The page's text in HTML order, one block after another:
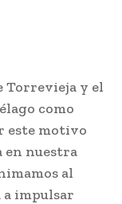
Torrevieja y el
como
este motivo
en nuestra
al
impulsar